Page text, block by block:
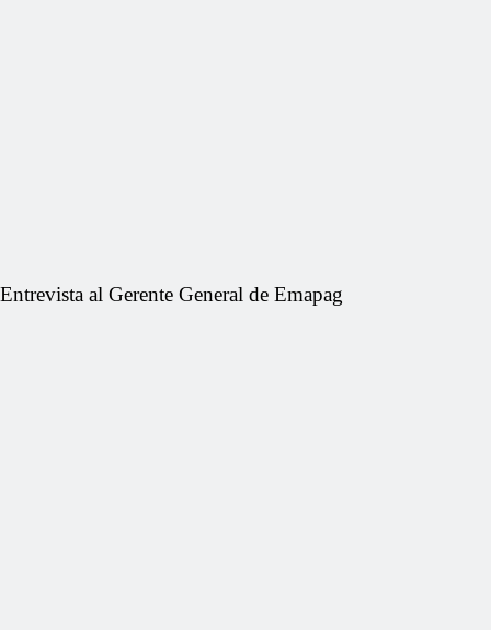
Entrevista al Gerente General de Emapag